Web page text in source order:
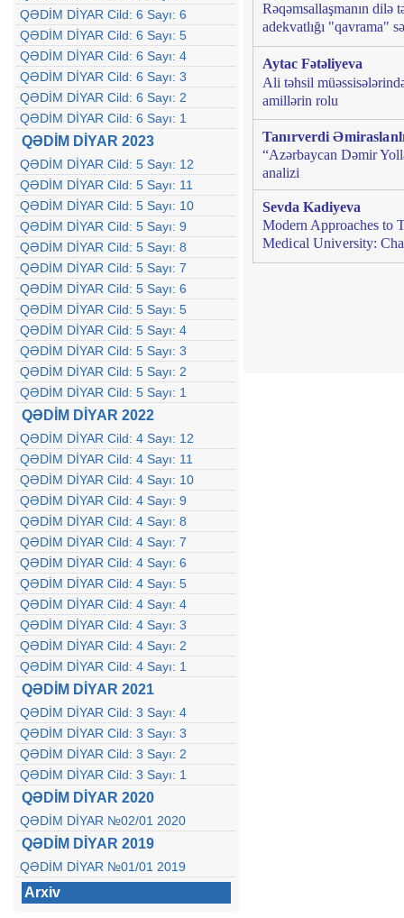
QƏDİM DİYAR Cild: 6 Sayı: 6
QƏDİM DİYAR Cild: 6 Sayı: 5
QƏDİM DİYAR Cild: 6 Sayı: 4
QƏDİM DİYAR Cild: 6 Sayı: 3
QƏDİM DİYAR Cild: 6 Sayı: 2
QƏDİM DİYAR Cild: 6 Sayı: 1
QƏDİM DİYAR 2023
QƏDİM DİYAR Cild: 5 Sayı: 12
QƏDİM DİYAR Cild: 5 Sayı: 11
QƏDİM DİYAR Cild: 5 Sayı: 10
QƏDİM DİYAR Cild: 5 Sayı: 9
QƏDİM DİYAR Cild: 5 Sayı: 8
QƏDİM DİYAR Cild: 5 Sayı: 7
QƏDİM DİYAR Cild: 5 Sayı: 6
QƏDİM DİYAR Cild: 5 Sayı: 5
QƏDİM DİYAR Cild: 5 Sayı: 4
QƏDİM DİYAR Cild: 5 Sayı: 3
QƏDİM DİYAR Cild: 5 Sayı: 2
QƏDİM DİYAR Cild: 5 Sayı: 1
QƏDİM DİYAR 2022
QƏDİM DİYAR Cild: 4 Sayı: 12
QƏDİM DİYAR Cild: 4 Sayı: 11
QƏDİM DİYAR Cild: 4 Sayı: 10
QƏDİM DİYAR Cild: 4 Sayı: 9
QƏDİM DİYAR Cild: 4 Sayı: 8
QƏDİM DİYAR Cild: 4 Sayı: 7
QƏDİM DİYAR Cild: 4 Sayı: 6
QƏDİM DİYAR Cild: 4 Sayı: 5
QƏDİM DİYAR Cild: 4 Sayı: 4
QƏDİM DİYAR Cild: 4 Sayı: 3
QƏDİM DİYAR Cild: 4 Sayı: 2
QƏDİM DİYAR Cild: 4 Sayı: 1
QƏDİM DİYAR 2021
QƏDİM DİYAR Cild: 3 Sayı: 4
QƏDİM DİYAR Cild: 3 Sayı: 3
QƏDİM DİYAR Cild: 3 Sayı: 2
QƏDİM DİYAR Cild: 3 Sayı: 1
QƏDİM DİYAR 2020
QƏDİM DİYAR №02/01 2020
QƏDİM DİYAR 2019
QƏDİM DİYAR №01/01 2019
Arxiv
Rəqəmsallaşmanın
adekvatlığı "qavrama"
Aytac Fətəliyeva
Ali təhsil
amillərin rolu
Tanırverdi
“Azərbaycan Dəmir
analizi
Sevda Kadiyeva
Modern Approaches to
Medical University: